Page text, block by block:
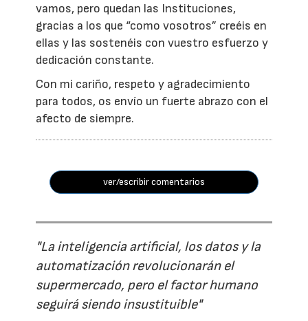
vamos, pero quedan las Instituciones,
gracias a los que “como vosotros” creéis en
ellas y las sostenéis con vuestro esfuerzo y
dedicación constante.
Con mi cariño, respeto y agradecimiento
para todos, os envío un fuerte abrazo con el
afecto de siempre.
ver/escribir comentarios
"La inteligencia artificial, los datos y la
automatización revolucionarán el
supermercado, pero el factor humano
seguirá siendo insustituible"